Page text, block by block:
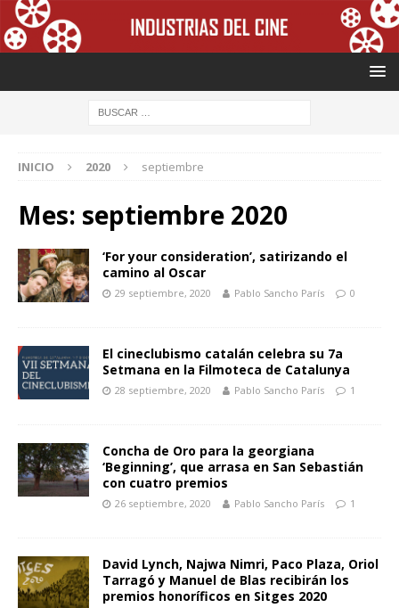
INICIO 2020 septiembre
Mes: septiembre 2020
‘For your consideration’, satirizando el
camino al Oscar
29 septiembre, 2020 Pablo Sancho París 0
El cineclubismo catalán celebra su 7a
Setmana en la Filmoteca de Catalunya
28 septiembre, 2020 Pablo Sancho París 1
Concha de Oro para la georgiana
‘Beginning’, que arrasa en San Sebastián
con cuatro premios
26 septiembre, 2020 Pablo Sancho París 1
David Lynch, Najwa Nimri, Paco Plaza, Oriol
Tarragó y Manuel de Blas recibirán los
premios honoríficos en Sitges 2020